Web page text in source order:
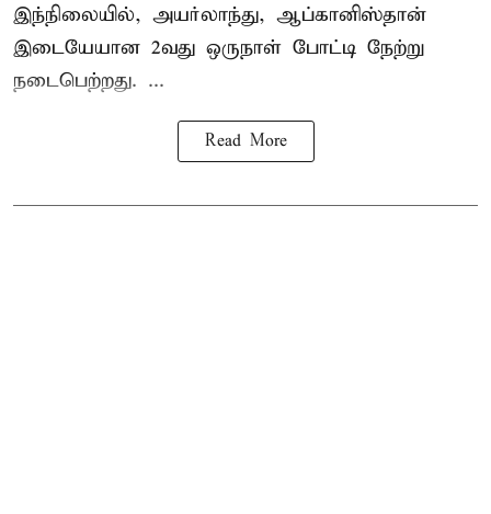
இந்நிலையில், அயர்லாந்து, ஆப்கானிஸ்தான்
இடையேயான 2வது ஒருநாள் போட்டி நேற்று
நடைபெற்றது. ...
Read More